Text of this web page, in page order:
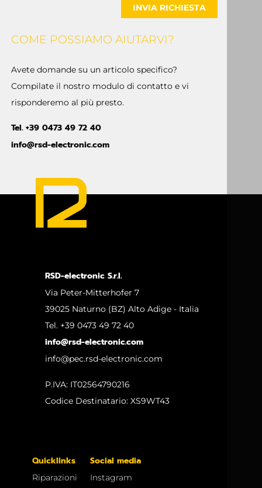
INVIA RICHIESTA
COME POSSIAMO AIUTARVI?
Avete domande su un articolo specifico?
Compilate il nostro modulo di contatto e vi
risponderemo al più presto.
Tel. +39 0473 49 72 40
info@rsd-electronic.com
RSD-electronic S.r.l.
Via Peter-Mitterhofer 7
39025 Naturno (BZ) Alto Adige - Italia
Tel. +39 0473 49 72 40
info@rsd-electronic.com
info@pec.rsd-electronic.com
P.IVA: IT02564790216
Codice Destinatario: XS9WT43
Quicklinks
Riparazioni
Social media
Instagram